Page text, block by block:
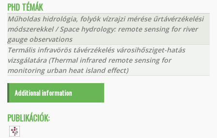
PHD TÉMÁK
Műholdas hidrológia, folyók vízrajzi mérése űrtávérzékelési
módszerekkel / Space hydrology: remote sensing for river
gauge observations
Termális infravörös távérzékelés városihősziget-hatás
vizsgálatára (Thermal infrared remote sensing for
monitoring urban heat island effect)
Additional information
PUBLIKÁCIÓK: